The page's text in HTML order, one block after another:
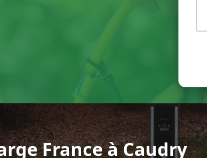
France à Caudry